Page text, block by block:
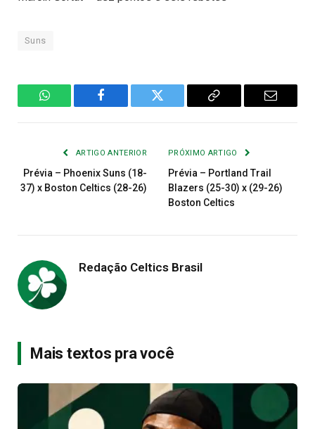
Suns
WhatsAppFacebook Twitter
Copiar
E-
ARTIGO ANTERIOR
Prévia – Phoenix Suns (18-
37) x Boston Celtics (28-26)
PRÓXIMO ARTIGO
Prévia – Portland Trail
Blazers (25-30) x (29-26)
Boston Celtics
Redação Celtics Brasil
Mais textos pra você